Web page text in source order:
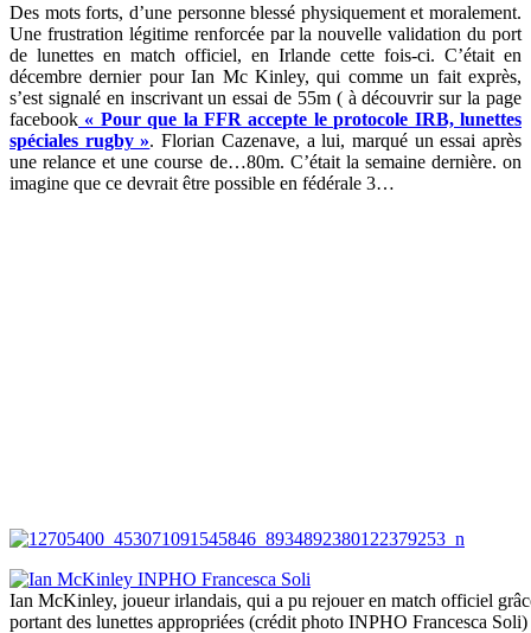
Des mots forts, d’une personne blessé physiquement et moralement.
Une frustration légitime renforcée par la nouvelle validation du port
de lunettes en match officiel, en Irlande cette fois-ci. C’était en
décembre dernier pour Ian Mc Kinley, qui comme un fait exprès,
s’est signalé en inscrivant un essai de 55m ( à découvrir sur la page
facebook « Pour que la FFR accepte le protocole IRB, lunettes
spéciales rugby ». Florian Cazenave, a lui, marqué un essai après
une relance et une course de…80m. C’était la semaine dernière. on
imagine que ce devrait être possible en fédérale 3…
Ian McKinley, joueur irlandais, qui a pu rejouer en match officiel
portant des lunettes appropriées (crédit photo INPHO Francesca Soli)